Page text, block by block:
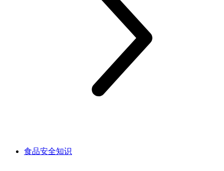
食品安全知识